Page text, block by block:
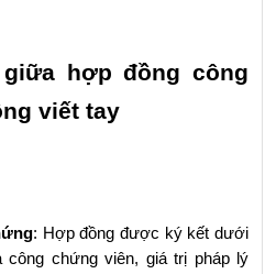
hợp đồng công
viết tay
: Hợp đồng được ký kết dưới
chứng viên, giá trị pháp lý